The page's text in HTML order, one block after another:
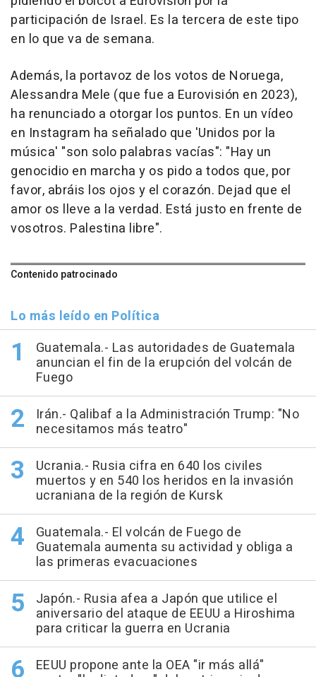
participación de Israel. Es la tercera de este tipo
en lo que va de semana.
Además, la portavoz de los votos de Noruega,
Alessandra Mele (que fue a Eurovisión en 2023),
ha renunciado a otorgar los puntos. En un vídeo
en Instagram ha señalado que 'Unidos por la
música' "son solo palabras vacías": "Hay un
genocidio en marcha y os pido a todos que, por
favor, abráis los ojos y el corazón. Dejad que el
amor os lleve a la verdad. Está justo en frente de
vosotros. Palestina libre".
Contenido patrocinado
Lo más leído en Política
Guatemala.- Las autoridades de Guatemala
anuncian el fin de la erupción del volcán de
Fuego
Irán.- Qalibaf a la Administración Trump: "No
necesitamos más teatro"
Ucrania.- Rusia cifra en 640 los civiles
muertos y en 540 los heridos en la invasión
ucraniana de la región de Kursk
Guatemala.- El volcán de Fuego de
Guatemala aumenta su actividad y obliga a
las primeras evacuaciones
Japón.- Rusia afea a Japón que utilice el
aniversario del ataque de EEUU a Hiroshima
para criticar la guerra en Ucrania
EEUU propone ante la OEA "ir más allá"